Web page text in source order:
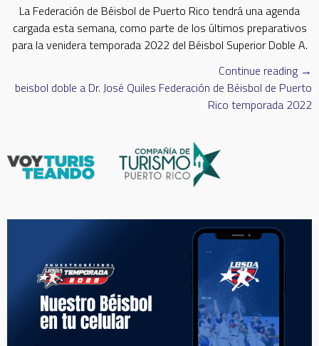
La Federación de Béisbol de Puerto Rico tendrá una agenda
cargada esta semana, como parte de los últimos preparativos
para la venidera temporada 2022 del Béisbol Superior Doble A.
Continue reading
en
→
beisbol doble a Dr. José Quiles Federación de Béisbol de Puerto
Rico temporada 2022